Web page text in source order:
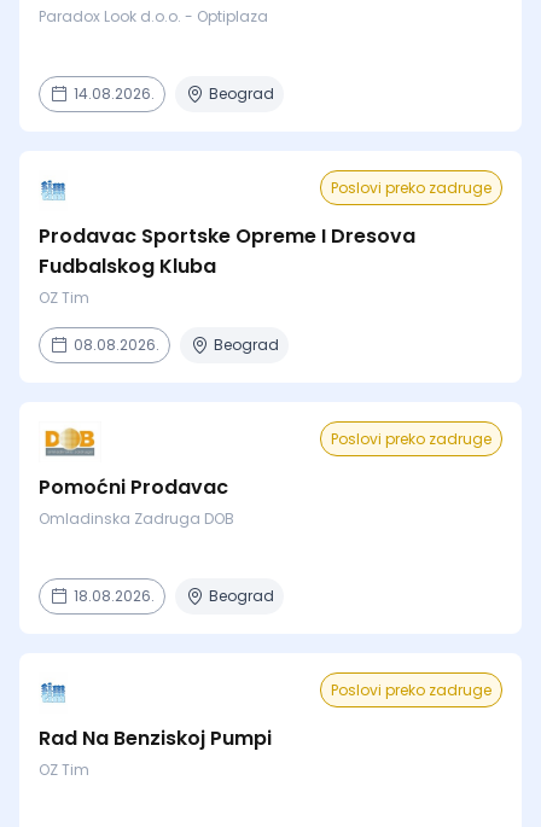
Paradox Look d.o.o. - Optiplaza
14.08.2026. Beograd
Poslovi preko zadruge
Prodavac Sportske Opreme I Dresova
Fudbalskog Kluba
OZ Tim
08.08.2026. Beograd
Poslovi preko zadruge
Pomoćni Prodavac
Omladinska Zadruga DOB
18.08.2026. Beograd
Poslovi preko zadruge
Rad Na Benziskoj Pumpi
OZ Tim